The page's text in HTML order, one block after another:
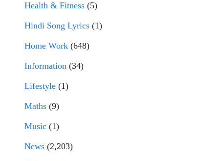
Health & Fitness (5)
Hindi Song Lyrics (1)
Home Work (648)
Information (34)
Lifestyle (1)
Maths (9)
Music (1)
News (2,203)